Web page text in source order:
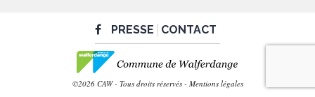
PRESSE CONTACT
©2026 CAW - Tous droits réservés - Mentions légales